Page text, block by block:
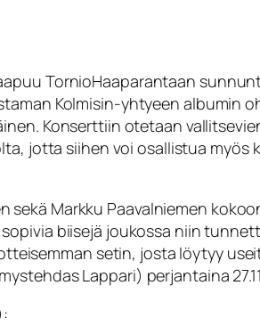
TornioHaaparantaan
Kolmisin-yhtyeen albumin
Konserttiin otetaan
jotta siihen voi osallistua myös
Markku Paavalniemen
biisejä joukossa niin
setin, josta löytyy
Lappari) perjantaina